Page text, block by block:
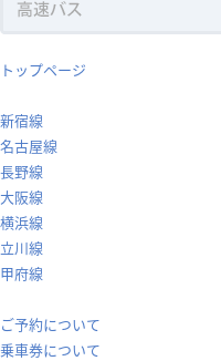
トップページ
新宿線
名古屋線
長野線
大阪線
横浜線
立川線
甲府線
ご予約について
乗車券について